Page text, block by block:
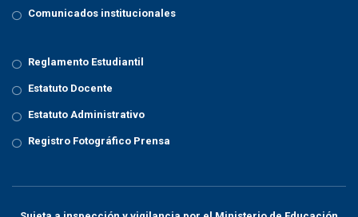
Comunicados institucionales
Reglamento Estudiantil
Estatuto Docente
Estatuto Administrativo
Registro Fotográfico Prensa